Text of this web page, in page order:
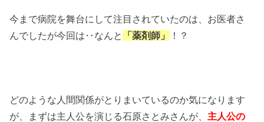
今まで病院を舞台にして注目されていたのは、お医者さ
んでしたが今回は‥なんと
「薬剤師」 ！？
どのような人間関係がとりまいているのか気になります
が、まずは主人公を演じる石原さとみさんが、 主人公の